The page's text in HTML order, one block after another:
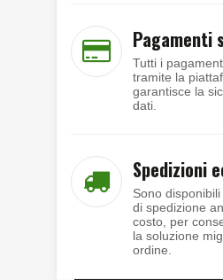
Pagamenti
Tutti i
tramite la
garantisce la
dati.
Spedizioni
Sono
di spedizione
costo, per
la soluzione
ordine.